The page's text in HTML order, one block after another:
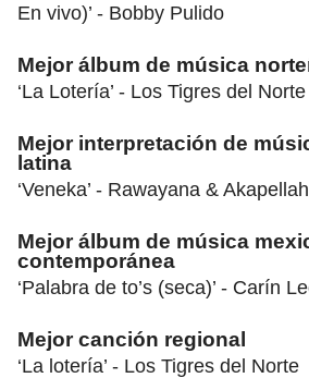
En vivo)’ - Bobby Pulido
Mejor álbum de música
‘La Lotería’ - Los Tigres del Norte
Mejor interpretación de
latina
‘Veneka’ - Rawayana & Akapellah
Mejor álbum de música
contemporánea
‘Palabra de to’s (seca)’ - Carín
Mejor canción regional
‘La lotería’ - Los Tigres del Norte